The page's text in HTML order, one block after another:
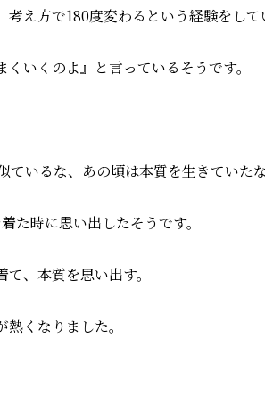
え方で180度変わるという経験をして
いくのよ』と言っているそうです。
ているな、あの頃は本質を生きていた
た時に思い出したそうです。
、本質を思い出す。
くなりました。